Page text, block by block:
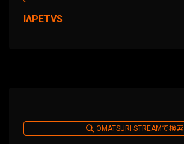
IΛPETVS
OMATSURI STREAMで検索